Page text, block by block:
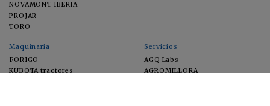
NOVAMONT IBERIA
PROJAR
TORO
Maquinaria
FORIGO
KUBOTA tractores
Servicios
AGQ Labs
AGROMILLORA